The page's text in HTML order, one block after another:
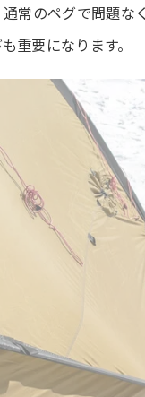
常のペグで問題
重要になります。